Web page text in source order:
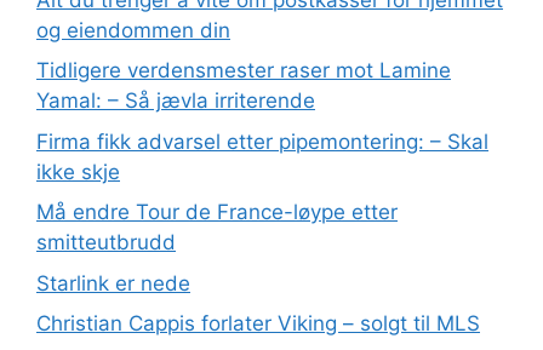
og eiendommen din
Tidligere verdensmester raser mot Lamine
Yamal: – Så jævla irriterende
Firma fikk advarsel etter pipemontering: – Skal
ikke skje
Må endre Tour de France-løype etter
smitteutbrudd
Starlink er nede
Christian Cappis forlater Viking – solgt til MLS